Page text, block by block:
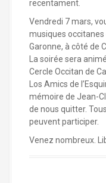
recentament.
Vendredi 7 mars,
musiques
Garonne, à côté de
La soirée sera
Cercle Occitan de
Los Amics de
mémoire de Jean-
de nous quitter.
peuvent participer.
Venez nombreux.